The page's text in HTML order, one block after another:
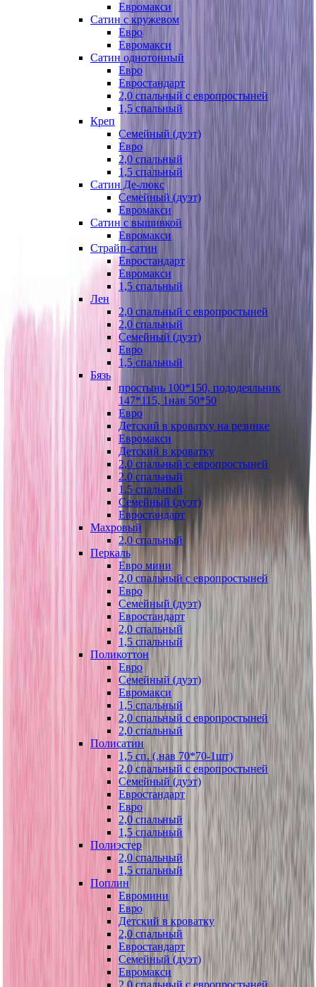
Евромакси
Сатин с кружевом
Евро
Евромакси
Сатин однотонный
Евро
Евростандарт
2,0 спальный с европростыней
1,5 спальный
Креп
Семейный (дуэт)
Евро
2,0 спальный
1,5 спальный
Сатин Де-люкс
Семейный (дуэт)
Евромакси
Сатин с вышивкой
Евромакси
Страйп-сатин
Евростандарт
Евромакси
1,5 спальный
Лен
2,0 спальный с европростыней
2,0 спальный
Семейный (дуэт)
Евро
1,5 спальный
Бязь
простынь 100*150, пододеяльник
147*115, 1нав 50*50
Евро
Детский в кроватку на резинке
Евромакси
Детский в кроватку
2,0 спальный с европростыней
2,0 спальный
1,5 спальный
Семейный (дуэт)
Евростандарт
Махровый
2,0 спальный
Перкаль
Евро мини
2,0 спальный с европростыней
Евро
Семейный (дуэт)
Евростандарт
2,0 спальный
1,5 спальный
Поликоттон
Евро
Семейный (дуэт)
Евромакси
1,5 спальный
2,0 спальный с европростыней
2,0 спальный
Полисатин
1,5 сп. (.нав 70*70-1шт)
2,0 спальный с европростыней
Семейный (дуэт)
Евростандарт
Евро
2,0 спальный
1,5 спальный
Полиэстер
2,0 спальный
1,5 спальный
Поплин
Евромини
Евро
Детский в кроватку
2,0 спальный
Евростандарт
Семейный (дуэт)
Евромакси